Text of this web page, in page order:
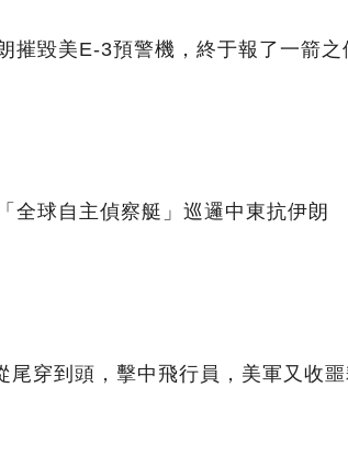
摧毀美E-3預警機，終于報了一箭之
全球自主偵察艇」巡邏中東抗伊朗
尾穿到頭，擊中飛行員，美軍又收噩